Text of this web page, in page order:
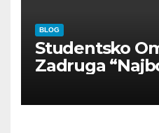
BLOG
Studentsko
Zadruga